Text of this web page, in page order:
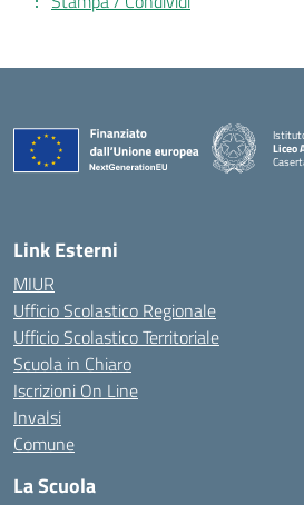
Liceo
Link Esterni
MIUR
Ufficio Scolastico Regionale
Ufficio Scolastico Territoriale
Scuola in Chiaro
Iscrizioni On Line
Invalsi
Comune
La Scuola